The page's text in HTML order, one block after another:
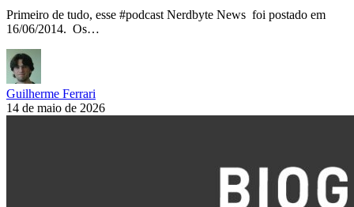
Primeiro de tudo, esse #podcast Nerdbyte News foi postado em
16/06/2014. Os…
Guilherme Ferrari
14 de maio de 2026